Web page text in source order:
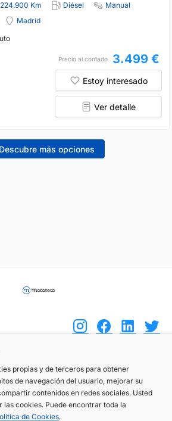
224.900 Km Diésel
Manual
Madrid
Precio al contado 3.499 €
Estoy interesado
Ver detalle
Descubre más opciones
propias y de terceros para obtener
de navegación del usuario, mejorar su
contenidos en redes sociales. Usted
las cookies. Puede encontrar toda la
de Cookies.
(+34) 744 408 070
info@motoreto.com